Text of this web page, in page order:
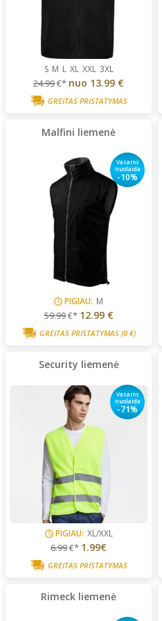
S M L XL XXL 3XL
24.99€* nuo 13.99 €
GREITAS PRISTATYMAS
Malfini liemenė
Vasaros
nuolaida
-10%
PIGIAU: M
59.99€* 12.99 €
GREITAS PRISTATYMAS (0 €)
Security liemenė
Vasaros
nuolaida
-71%
PIGIAU: XL/XXL
6.99€* 1.99€
GREITAS PRISTATYMAS
Rimeck liemenė